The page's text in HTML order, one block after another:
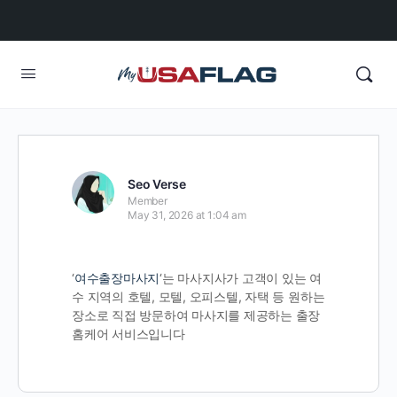
Seo Verse
Member
May 31, 2026 at 1:04 am
‘여수출장마사지‘는 마사지사가 고객이 있는 여
수 지역의 호텔, 모텔, 오피스텔, 자택 등 원하는
장소로 직접 방문하여 마사지를 제공하는 출장
홈케어 서비스입니다